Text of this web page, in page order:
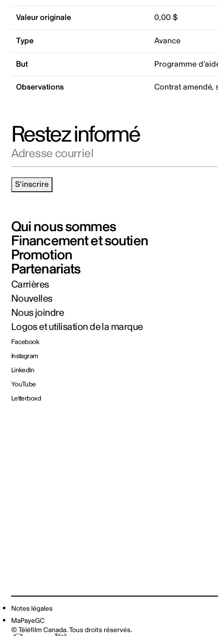
Valeur originale 0,00 $
Type Avance
But Programme
Observations Contrat amendé,
Restez informé
S'inscrire
Qui nous sommes
Financement et soutien
Promotion
Partenariats
Carrières
Nouvelles
Nous joindre
Logos et utilisation de la marque
Facebook
Instagram
LinkedIn
YouTube
Letterboxd
Notes légales
MaPayeGC
© Téléfilm Canada. Tous droits réservés.